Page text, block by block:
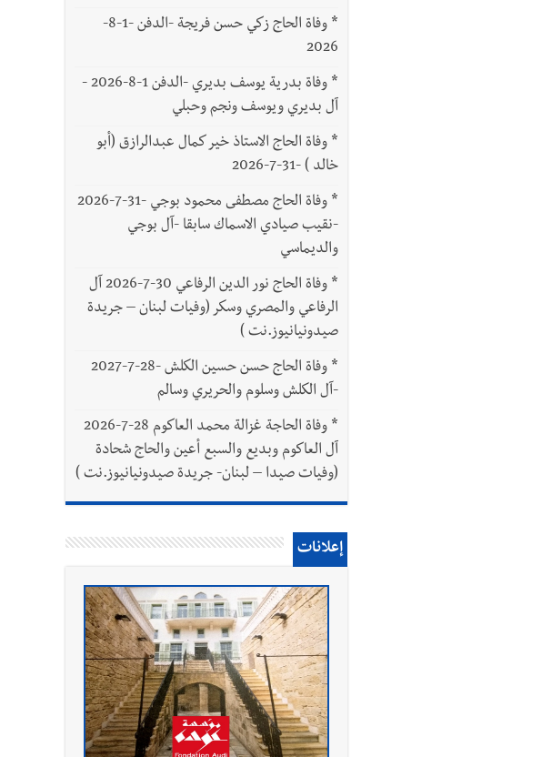
*
وفاة الحاج زكي حسن فريجة -الدفن -1-8-
2026
*
وفاة بدرية يوسف بديري -الدفن 1-8-2026 -
آل بديري ويوسف ونجم وحبلي
* وفاة الحاج الاستاذ خير كمال عبدالرازق (أبو
خالد ) -31-7-2026
*
وفاة الحاج مصطفى محمود بوجي -31-7-2026
-نقيب صيادي الاسماك سابقا -آل بوجي
والديماسي
*
وفاة الحاج نور الدين الرفاعي 30-7-2026 آل
الرفاعي والمصري وسكر (وفيات لبنان – جريدة
صيدونيانيوز.نت )
*
وفاة الحاج حسن حسين الكلش -28-7-2027
-آل الكلش وسلوم والحريري وسالم
*
وفاة الحاجة غزالة محمد العاكوم 28-7-2026
آل العاكوم وبديع والسبع أعين والحاج شحادة
(وفيات صيدا – لبنان- جريدة صيدونيانيوز.نت )
إعلانات